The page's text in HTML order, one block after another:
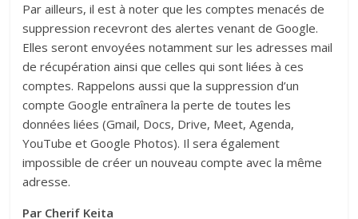
Par ailleurs, il est à noter que les comptes menacés de
suppression recevront des alertes venant de Google.
Elles seront envoyées notamment sur les adresses mail
de récupération ainsi que celles qui sont liées à ces
comptes. Rappelons aussi que la suppression d’un
compte Google entraînera la perte de toutes les
données liées (Gmail, Docs, Drive, Meet, Agenda,
YouTube et Google Photos). Il sera également
impossible de créer un nouveau compte avec la même
adresse.
Par Cherif Keita